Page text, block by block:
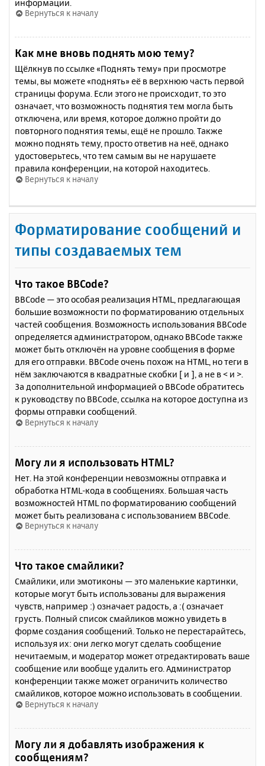
информации.
Вернуться к началу
Как мне вновь поднять мою тему?
Щёлкнув по ссылке «Поднять тему» при просмотре
темы, вы можете «поднять» её в верхнюю часть первой
страницы форума. Если этого не происходит, то это
означает, что возможность поднятия тем могла быть
отключена, или время, которое должно пройти до
повторного поднятия темы, ещё не прошло. Также
можно поднять тему, просто ответив на неё, однако
удостоверьтесь, что тем самым вы не нарушаете
правила конференции, на которой находитесь.
Вернуться к началу
Форматирование сообщений и
типы создаваемых тем
Что такое BBCode?
BBCode — это особая реализация HTML, предлагающая
большие возможности по форматированию отдельных
частей сообщения. Возможность использования BBCode
определяется администратором, однако BBCode также
может быть отключён на уровне сообщения в форме
для его отправки. BBCode очень похож на HTML, но теги в
нём заключаются в квадратные скобки [ и ], а не в < и >.
За дополнительной информацией о BBCode обратитесь
к руководству по BBCode, ссылка на которое доступна из
формы отправки сообщений.
Вернуться к началу
Могу ли я использовать HTML?
Нет. На этой конференции невозможны отправка и
обработка HTML-кода в сообщениях. Большая часть
возможностей HTML по форматированию сообщений
может быть реализована с использованием BBCode.
Вернуться к началу
Что такое смайлики?
Смайлики, или эмотиконы — это маленькие картинки,
которые могут быть использованы для выражения
чувств, например :) означает радость, а :( означает
грусть. Полный список смайликов можно увидеть в
форме создания сообщений. Только не перестарайтесь,
используя их: они легко могут сделать сообщение
нечитаемым, и модератор может отредактировать ваше
сообщение или вообще удалить его. Администратор
конференции также может ограничить количество
смайликов, которое можно использовать в сообщении.
Вернуться к началу
Могу ли я добавлять изображения к
сообщениям?